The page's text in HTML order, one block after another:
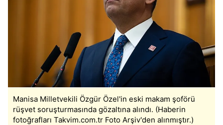
Manisa Milletvekili Özgür Özel'in eski makam şoförü
rüşvet soruşturmasında gözaltına alındı. (Haberin
fotoğrafları Takvim.com.tr Foto Arşiv'den alınmıştır.)